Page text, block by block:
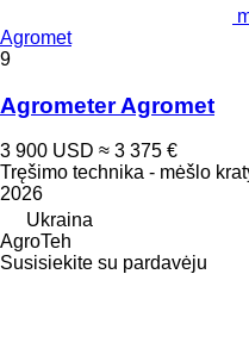
Agromet
9
Agrometer Agromet
3 900 USD ≈ 3 375 €
Tręšimo technika - mėšlo
2026
Ukraina
AgroTeh
Susisiekite su pardavėju